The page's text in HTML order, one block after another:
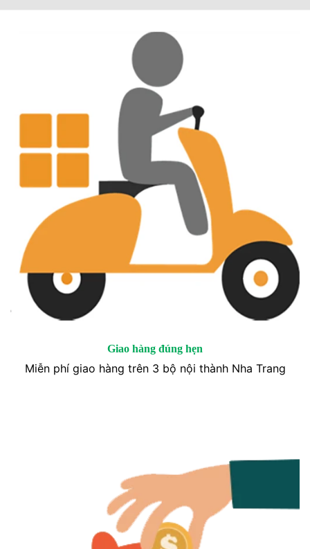
Giao hàng đúng hẹn
Miễn phí giao hàng trên 3 bộ nội thành Nha Trang